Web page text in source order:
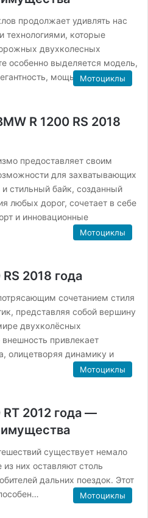
продолжает удивлять нас
технологиями, которые
двухколесных
особенно выделяется модель,
мощь и…Мотоциклы
R 1200 RS 2018
предоставляет своим
для захватывающих
стильный байк, созданный
любых дорог, сочетает в себе
и инновационные
Мотоциклы
2018 года
сочетанием стиля
представляя собой вершину
двухколёсных
привлекает
олицетворяя динамику и
Мотоциклы
RT 2012 года —
существует немало
них оставляют столь
дальних поездок. Этот
Мотоциклы